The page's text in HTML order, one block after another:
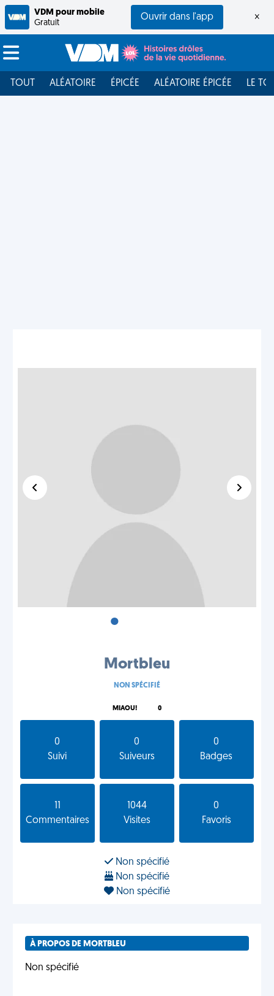
VDM pour mobile
Gratuit
Ouvrir dans l'app ×
TOUT ALÉATOIRE ÉPICÉE ALÉATOIRE ÉPICÉE LE
•
Mortbleu
NON SPÉCIFIÉ
MIAOU! 0
0
Suivi
0
Suiveurs
0
Badges
Commentaires
1044
Visites
0
Favoris
Non spécifié
Non spécifié
Non spécifié
À PROPOS DE MORTBLEU
Non spécifié